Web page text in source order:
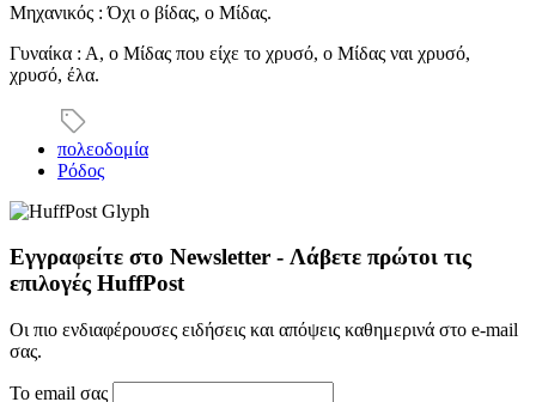
Μηχανικός : Όχι ο βίδας, ο Μίδας.
Γυναίκα : Α, ο Μίδας που είχε το χρυσό, ο Μίδας ναι χρυσό,
χρυσό, έλα.
πολεοδομία
Ρόδος
Εγγραφείτε στο Newsletter - Λάβετε πρώτοι τις
επιλογές HuffPost
Οι πιο ενδιαφέρουσες ειδήσεις και απόψεις καθημερινά στο e-mail
σας.
Το email σας